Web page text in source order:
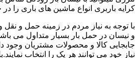
کرایه باربری انواع ماشین های باری را در
با توجه به نیاز مردم در زمینه حمل و نقل
و نیسان در حمل بار بسیار متداول می
جابجایی کالا و محصولات مشتریان وجود
نیاز خود می توانند هر یک را انتخاب